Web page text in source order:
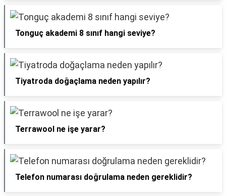
Tonguç akademi 8 sınıf hangi seviye?
Tiyatroda doğaçlama neden yapılır?
Terrawool ne işe yarar?
Telefon numarası doğrulama neden gereklidir?